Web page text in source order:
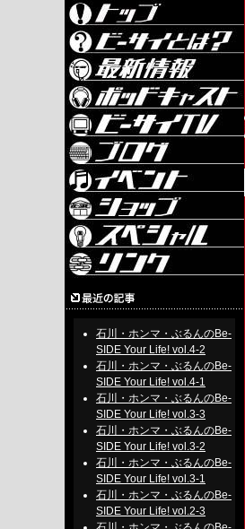
石川・ホンマ・ぶるんのBe-
SIDE Your Life! vol.4-2
石川・ホンマ・ぶるんのBe-
SIDE Your Life! vol.4-1
石川・ホンマ・ぶるんのBe-
SIDE Your Life! vol.3-3
石川・ホンマ・ぶるんのBe-
SIDE Your Life! vol.3-2
石川・ホンマ・ぶるんのBe-
SIDE Your Life! vol.3-1
石川・ホンマ・ぶるんのBe-
SIDE Your Life! vol.2-3